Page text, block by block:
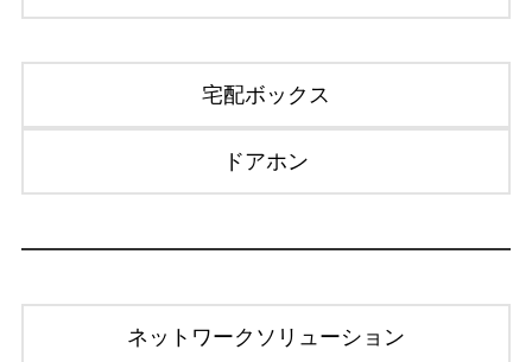
宅配ボックス
ドアホン
ネットワークソリューション